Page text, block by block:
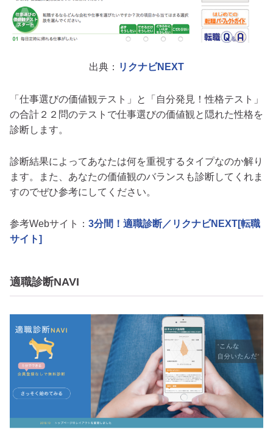
出典： リクナビNEXT
「仕事選びの価値観テスト」と「自分発見！性格テスト」
の合計２２問のテストで仕事選びの価値観と隠れた性格を
診断します。
診断結果によってあなたは何を重視するタイプなのか解り
ます。また、あなたの価値観のバランスも診断してくれま
すのでぜひ参考にしてください。
参考Webサイト： 3分間！適職診断／リクナビNEXT[転職
サイト]
適職診断NAVI